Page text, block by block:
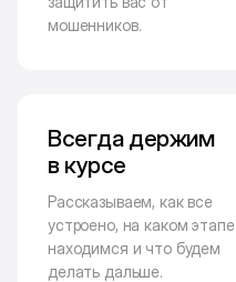
мошенников.
Всегда держим
в курсе
Рассказываем, как все
устроено, на каком этапе
находимся и что будем
делать дальше.